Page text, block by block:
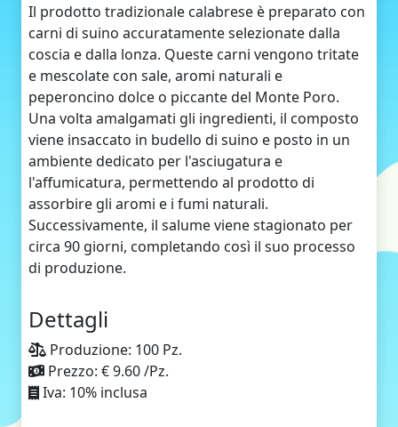
Il prodotto tradizionale calabrese è preparato con
carni di suino accuratamente selezionate dalla
coscia e dalla lonza. Queste carni vengono tritate
e mescolate con sale, aromi naturali e
peperoncino dolce o piccante del Monte Poro.
Una volta amalgamati gli ingredienti, il composto
viene insaccato in budello di suino e posto in un
ambiente dedicato per l'asciugatura e
l'affumicatura, permettendo al prodotto di
assorbire gli aromi e i fumi naturali.
Successivamente, il salume viene stagionato per
circa 90 giorni, completando così il suo processo
di produzione.
Dettagli
Produzione: 100 Pz.
Prezzo: € 9.60 /Pz.
Iva: 10% inclusa